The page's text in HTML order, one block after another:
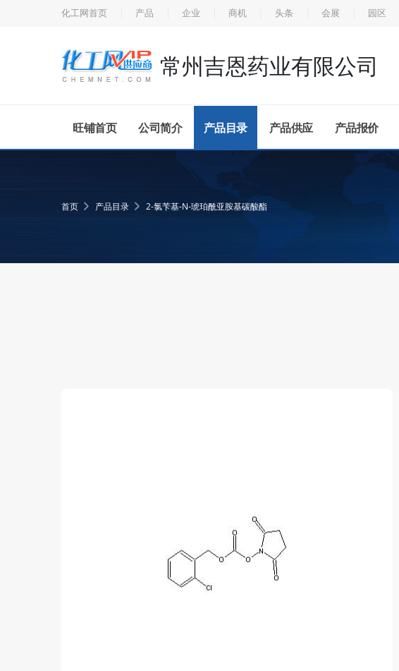
化工网首页 产品 企业 商机 头条 会展 园区
常州吉恩药业有限公司
旺铺首页 公司简介 产品目录 产品供应 产品报价
首页 产品目录 2-氯苄基-N-琥珀酰亚胺基碳酸酯